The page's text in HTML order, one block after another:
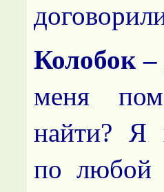
Колобок –
меня
найти? Я
по любой